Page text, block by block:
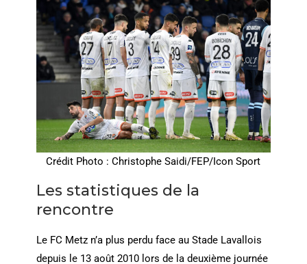
Crédit Photo : Christophe Saidi/FEP/Icon Sport
Les statistiques de la
rencontre
Le FC Metz n’a plus perdu face au Stade Lavallois
depuis le 13 août 2010 lors de la deuxième journée